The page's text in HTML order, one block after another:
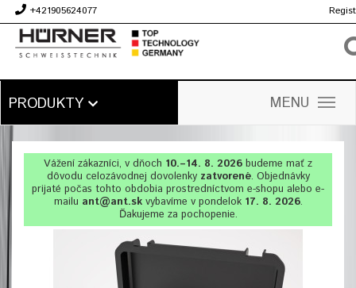
+421905624077
PRODUKTY MENU
Vážení zákazníci, v dňoch 10.–14. 8. 2026 budeme mať z
dôvodu celozávodnej dovolenkyzatvorené. Objednávky
prijaté počas tohto obdobia prostredníctvom e-shopu alebo e-
mailu ant@ant.skvybavíme v pondelok 17. 8. 2026.
Ďakujeme za pochopenie.